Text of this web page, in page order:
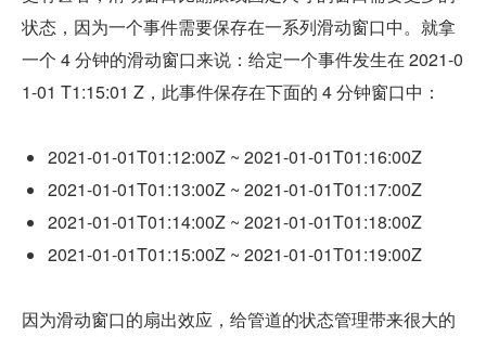
状态，因为一个事件需要保存在一系列滑动窗口中。就拿
一个 4 分钟的滑动窗口来说：给定一个事件发生在 2021-0
1-01 T1:15:01 Z，此事件保存在下面的 4 分钟窗口中：
2021-01-01T01:12:00Z ~ 2021-01-01T01:16:00Z
2021-01-01T01:13:00Z ~ 2021-01-01T01:17:00Z
2021-01-01T01:14:00Z ~ 2021-01-01T01:18:00Z
2021-01-01T01:15:00Z ~ 2021-01-01T01:19:00Z
因为滑动窗口的扇出效应，给管道的状态管理带来很大的